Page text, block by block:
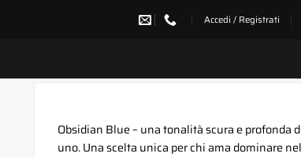
Accedi / Registrati
Obsidian Blue – una tonalità scura e profonda
uno. Una scelta unica per chi ama dominare